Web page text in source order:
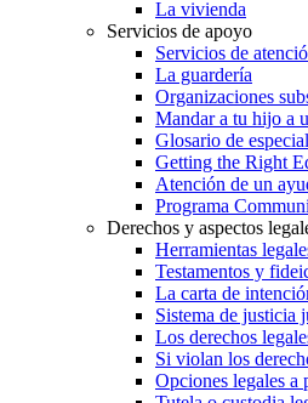
La vivienda
Servicios de apoyo
Servicios de
La guardería
Organizaciones
Mandar a tu hijo a
Glosario de
Getting the Right
Atención de un
Programa
Derechos y aspectos
Herramientas
Testamentos y
La carta de
Sistema de justicia
Los derechos
Si violan los
Opciones legales a